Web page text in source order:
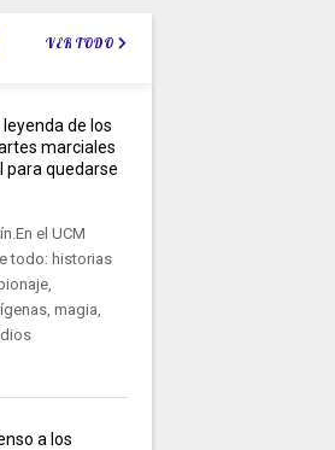
VER TODO
de los
marciales
para quedarse
el UCM
todo: historias
magia,
a los